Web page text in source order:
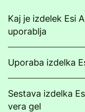
Kaj je izdelek Esi
uporablja
Uporaba izdelka
Sestava izdelka
vera gel